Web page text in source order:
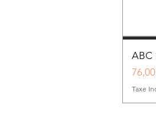
ABC
Prix
Taxe